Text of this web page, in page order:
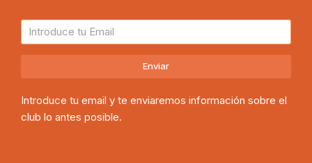
Enviar
Introduce tu email y te enviaremos información sobre el
club lo antes posible.